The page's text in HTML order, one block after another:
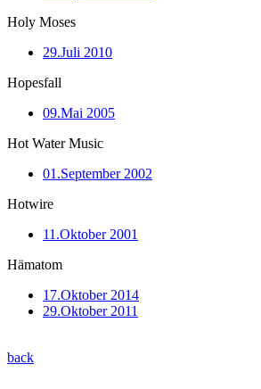
Holy Moses
29.Juli 2010
Hopesfall
09.Mai 2005
Hot Water Music
01.September 2002
Hotwire
11.Oktober 2001
Hämatom
17.Oktober 2014
29.Oktober 2011
back